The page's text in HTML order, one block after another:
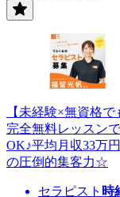
【未経験×無資格
完全無料レッスン
OK♪平均月収33万
の圧倒的集客力☆
セラピスト 時